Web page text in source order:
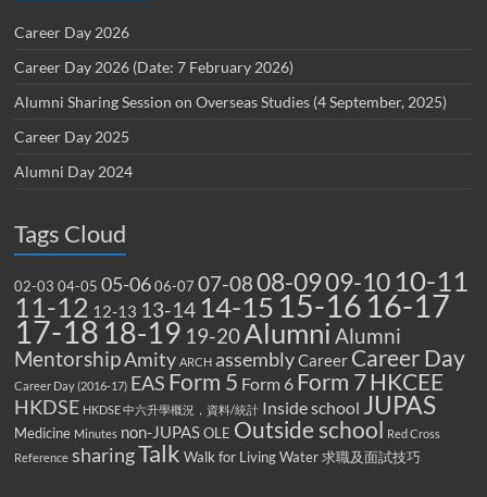
Career Day 2026
Career Day 2026 (Date: 7 February 2026)
Alumni Sharing Session on Overseas Studies (4 September, 2025)
Career Day 2025
Alumni Day 2024
Tags Cloud
02-03 04-05 05-06 06-07 07-0808-0909-10 10-11
11-12 12-13 13-14 14-15 15-16 16-17
17-18 18-19 19-20Alumni Alumni
MentorshipAmity ARCH assemblyCareer Career Day
Career Day (2016-17) EAS Form 5 Form 6 Form 7HKCEE
HKDSE HKDSE 中六升學概況，資料/統計 Inside school JUPAS
Medicine Minutes non-JUPAS OLE Outside school Red Cross
Reference sharingTalk Walk for Living Water 求職及面試技巧